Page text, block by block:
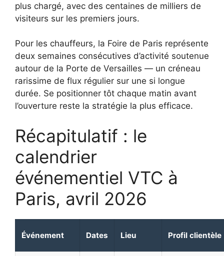
plus chargé, avec des centaines de milliers de
visiteurs sur les premiers jours.
Pour les chauffeurs, la Foire de Paris représente
deux semaines consécutives d’activité soutenue
autour de la Porte de Versailles — un créneau
rarissime de flux régulier sur une si longue
durée. Se positionner tôt chaque matin avant
l’ouverture reste la stratégie la plus efficace.
Récapitulatif : le
calendrier
événementiel VTC à
Paris, avril 2026
Événement Dates Lieu Profil clientèle